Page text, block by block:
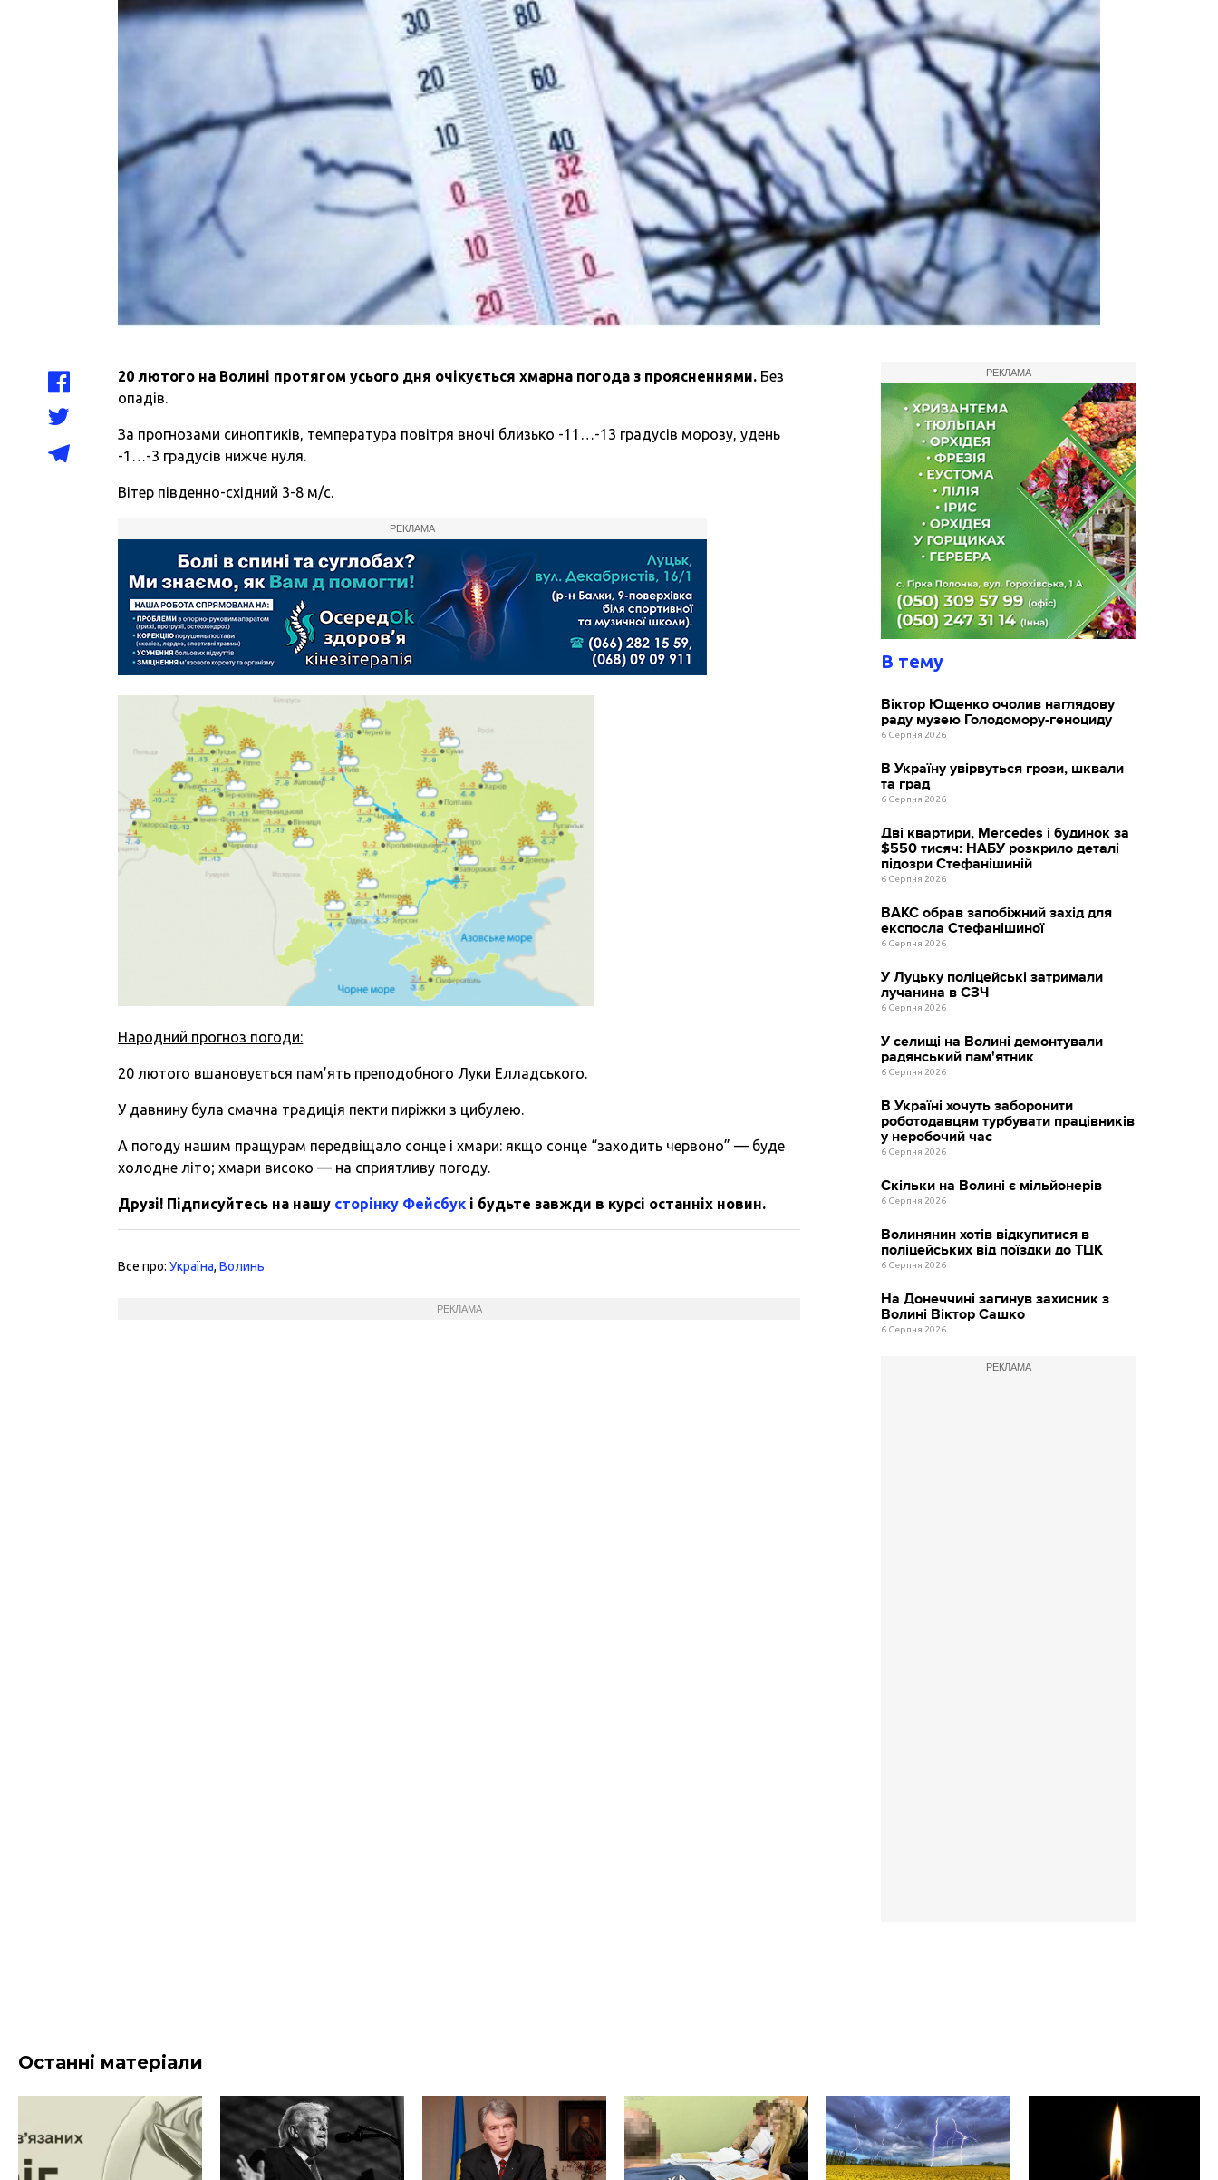
20 лютого на Волині протягом усього дня очікується хмарна погода з проясненнями. Без
опадів.
За прогнозами синоптиків, температура повітря вночі близько -11…-13 градусів морозу, удень
-1…-3 градусів нижче нуля.
Вітер південно-східний 3-8 м/с.
РЕКЛАМА
Народний прогноз погоди:
20 лютого вшановується пам’ять преподобного Луки Елладського.
У давнину була смачна традиція пекти пиріжки з цибулею.
А погоду нашим пращурам передвіщало сонце і хмари: якщо сонце “заходить червоно” — буде
холодне літо; хмари високо — на сприятливу погоду.
Друзі! Підписуйтесь на нашу сторінку Фейсбук і будьте завжди в курсі останніх новин.
Все про:Україна,Волинь
РЕКЛАМА
РЕКЛАМА
В тему
Віктор Ющенко очолив наглядову
раду музею Голодомору-геноциду
6 Серпня 2026
В Україну увірвуться грози, шквали
та град
6 Серпня 2026
Дві квартири, Mercedes і будинок за
$550 тисяч: НАБУ розкрило деталі
підозри Стефанішиній
6 Серпня 2026
ВАКС обрав запобіжний захід для
експосла Стефанішиної
6 Серпня 2026
У Луцьку поліцейські затримали
лучанина в СЗЧ
6 Серпня 2026
У селищі на Волині демонтували
радянський пам'ятник
6 Серпня 2026
В Україні хочуть заборонити
роботодавцям турбувати працівників
у неробочий час
6 Серпня 2026
Скільки на Волині є мільйонерів
6 Серпня 2026
Волинянин хотів відкупитися в
поліцейських від поїздки до ТЦК
6 Серпня 2026
На Донеччині загинув захисник з
Волині Віктор Сашко
6 Серпня 2026
РЕКЛАМА
Останні матеріали